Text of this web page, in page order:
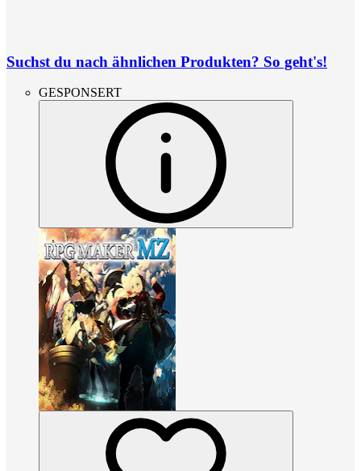
Suchst du nach ähnlichen Produkten? So geht's!
GESPONSERT